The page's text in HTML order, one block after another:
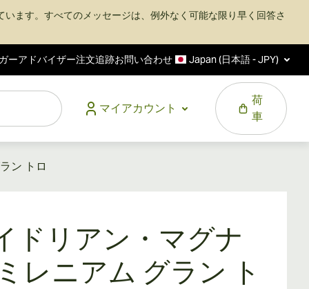
ます。すべてのメッセージは、例外なく可能な限り早く回答さ
ーアドバイザー注文追跡お問い合わせ Japan (日本語 - JPY)
マイアカウント
荷
車
ン トロ
ドリアン・マグナ
レニアム グラン ト